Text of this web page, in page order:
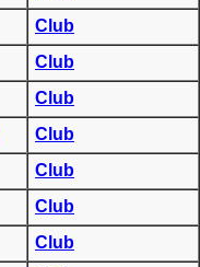
Club
Club
Club
Club
Club
Club
Club